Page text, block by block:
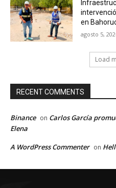
en
agosto 5,
Load
RECENT COMMENTS
Binance on Carlos García
Elena
A WordPress Commenter on